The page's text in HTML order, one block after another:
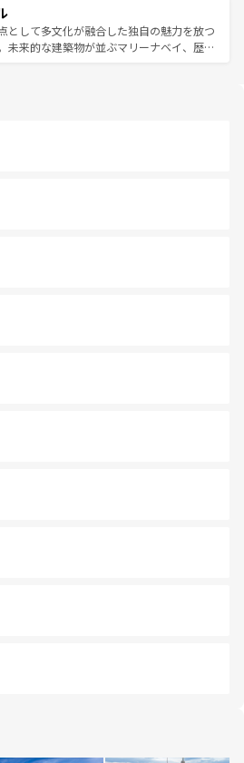
一年中温暖で、どの季節にも異なる楽しみ
親しみやすいタイの人々、仏教を中心とし
多様な観光資源が、訪れる旅人を魅了し続
ても感動するはず。観光スポットが密集し
く見どころを回れるのも魅力。息をのむよ
化的な体験まで、香港を存分に楽しみ尽く
として多文化が融合した独自の魅力を放つ
未来的な建築物が並ぶマリーナベイ、歴史
は地元の風情を楽しめる外せないスポット